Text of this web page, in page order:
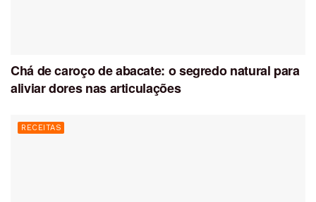
Chá de caroço de abacate: o segredo natural para
aliviar dores nas articulações
RECEITAS